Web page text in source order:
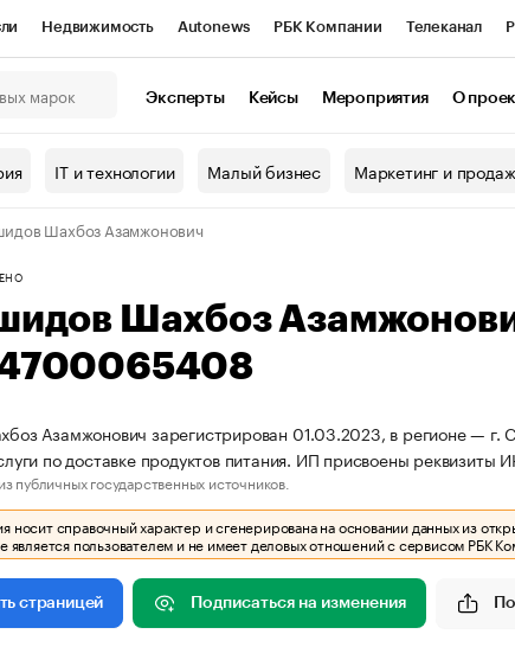
Недвижимость Autonews РБК Компании Телеканал
контрагентов
Эксперты Кейсы Мероприятия О
IT и технологии Малый бизнес Маркетинг и
Шахбоз Азамжонович
Шахбоз
Азамжонович зарегистрирован 01.03.2023, в регионе — г.
по доставке продуктов питания. ИП присвоены
публичных государственных источников.
носит справочный характер и сгенерирована на основании данных из
является пользователем и не имеет деловых отношений с сервисом РБК
страницей Подписаться на изменения